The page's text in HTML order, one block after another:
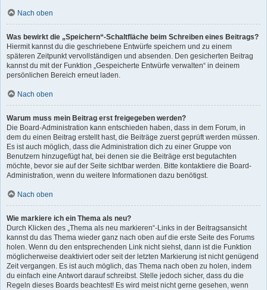
Nach oben
Was bewirkt die „Speichern“-Schaltfläche beim Schreiben eines Beitrags?
Hiermit kannst du die geschriebene Entwürfe speichern und zu einem
späteren Zeitpunkt vervollständigen und absenden. Den gesicherten Beitrag
kannst du mit der Funktion „Gespeicherte Entwürfe verwalten“ in deinem
persönlichen Bereich erneut laden.
Nach oben
Warum muss mein Beitrag erst freigegeben werden?
Die Board-Administration kann entschieden haben, dass in dem Forum, in
dem du einen Beitrag erstellt hast, die Beiträge zuerst geprüft werden müssen.
Es ist auch möglich, dass die Administration dich zu einer Gruppe von
Benutzern hinzugefügt hat, bei denen sie die Beiträge erst begutachten
möchte, bevor sie auf der Seite sichtbar werden. Bitte kontaktiere die Board-
Administration, wenn du weitere Informationen dazu benötigst.
Nach oben
Wie markiere ich ein Thema als neu?
Durch Klicken des „Thema als neu markieren“-Links in der Beitragsansicht
kannst du das Thema wieder ganz nach oben auf die erste Seite des Forums
holen. Wenn du den entsprechenden Link nicht siehst, dann ist die Funktion
möglicherweise deaktiviert oder seit der letzten Markierung ist nicht genügend
Zeit vergangen. Es ist auch möglich, das Thema nach oben zu holen, indem
du einfach eine Antwort darauf schreibst. Stelle jedoch sicher, dass du die
Regeln dieses Boards beachtest! Es wird meist nicht gerne gesehen, wenn